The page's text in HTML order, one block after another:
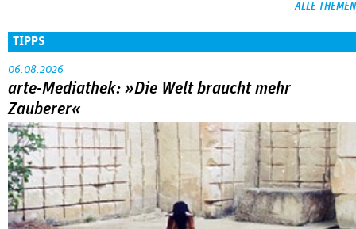
ALLE THEMEN
TIPPS
06.08.2026
arte-Mediathek: »Die Welt braucht mehr
Zauberer«